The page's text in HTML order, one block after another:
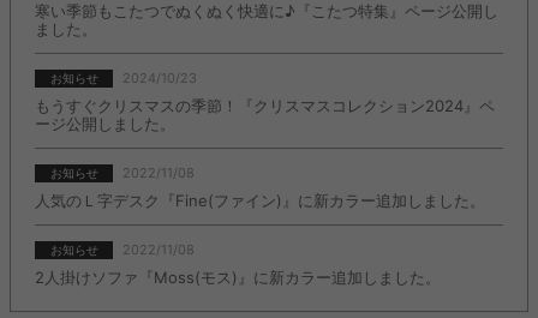
寒い季節もこたつでぬくぬく快適に♪『こたつ特集』ページ公開し
ました。
お知らせ 2024/10/23
もうすぐクリスマスの季節！『クリスマスコレクション2024』ペ
ージ公開しました。
お知らせ 2022/11/08
人気のＬ字デスク『Fine(ファイン)』に新カラー追加しました。
お知らせ 2022/11/08
2人掛けソファ『Moss(モス)』に新カラー追加しました。